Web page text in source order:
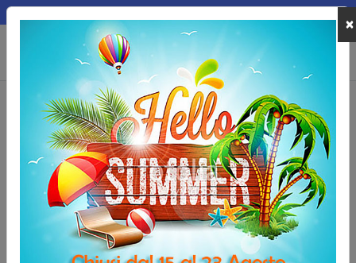
MEPA
Home Marchi Wepere
Wepere
DispositiviWepereper recupero, trattamento e supporto al benessere
fisico, con soluzioni perelettrostimolazione, ultrasuoni,
magnetoterapia e pressoterapia.
×